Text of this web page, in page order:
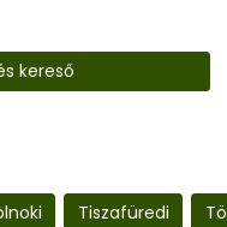
kereső
Tiszafüredi